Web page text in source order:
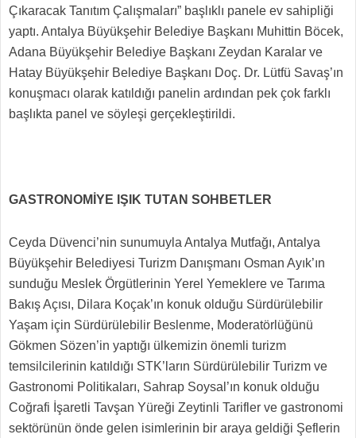
Çıkaracak Tanıtım Çalışmaları” başlıklı panele ev sahipliği
yaptı. Antalya Büyükşehir Belediye Başkanı Muhittin Böcek,
Adana Büyükşehir Belediye Başkanı Zeydan Karalar ve
Hatay Büyükşehir Belediye Başkanı Doç. Dr. Lütfü Savaş’ın
konuşmacı olarak katıldığı panelin ardından pek çok farklı
başlıkta panel ve söyleşi gerçekleştirildi.
GASTRONOMİYE IŞIK TUTAN SOHBETLER
Ceyda Düvenci’nin sunumuyla Antalya Mutfağı, Antalya
Büyükşehir Belediyesi Turizm Danışmanı Osman Ayık’ın
sunduğu Meslek Örgütlerinin Yerel Yemeklere ve Tarıma
Bakış Açısı, Dilara Koçak’ın konuk olduğu Sürdürülebilir
Yaşam için Sürdürülebilir Beslenme, Moderatörlüğünü
Gökmen Sözen’in yaptığı ülkemizin önemli turizm
temsilcilerinin katıldığı STK’ların Sürdürülebilir Turizm ve
Gastronomi Politikaları, Sahrap Soysal’ın konuk olduğu
Coğrafi İşaretli Tavşan Yüreği Zeytinli Tarifler ve gastronomi
sektörünün önde gelen isimlerinin bir araya geldiği Şeflerin